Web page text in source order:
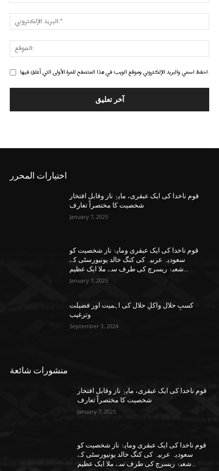
احفظ اسمي والبريد الإلكتروني وموقع الويب في هذا المتصفح للمرة الأولى التي أعلق فيها.
اختيارات المحرر
قوم ناخدا کی ایک عبقری، مایۂِ ناز وقابل افتخار
شخصیت کا مختصراً تعارف
January 7, 2025
قوم ناخدا کی ایک عبقری ومایۂ ناز شخصیت کو
سعودیہ عربیہ کی کنگ خالد یونیورسٹی کے
شعبۂ ریسرچ کی طرف سے ملا ایک عظیم...
January 7, 2025
کسبِ حلال واکلِ حلال کی اہمیت اور فضیلت
وترغیب
September 3, 2024
منشورات شائعة
قوم ناخدا کی ایک عبقری، مایۂِ ناز وقابل افتخار
شخصیت کا مختصراً تعارف
January 7, 2025
قوم ناخدا کی ایک عبقری ومایۂ ناز شخصیت کو
سعودیہ عربیہ کی کنگ خالد یونیورسٹی کے
شعبۂ ریسرچ کی طرف سے ملا ایک عظیم...